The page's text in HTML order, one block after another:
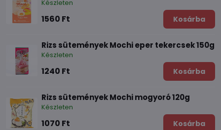
Készleten
1560 Ft Kosárba
Rizs sütemények Mochi eper tekercsek 150g
Készleten
1240 Ft Kosárba
Rizs sütemények Mochi mogyoró 120g
Készleten
1070 Ft Kosárba